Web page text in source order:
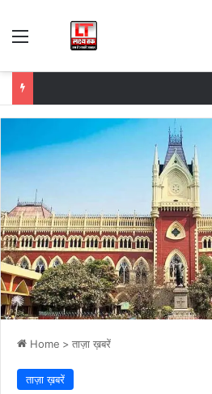
Menu
Home > ताज़ा ख़बरें
ताज़ा ख़बरें